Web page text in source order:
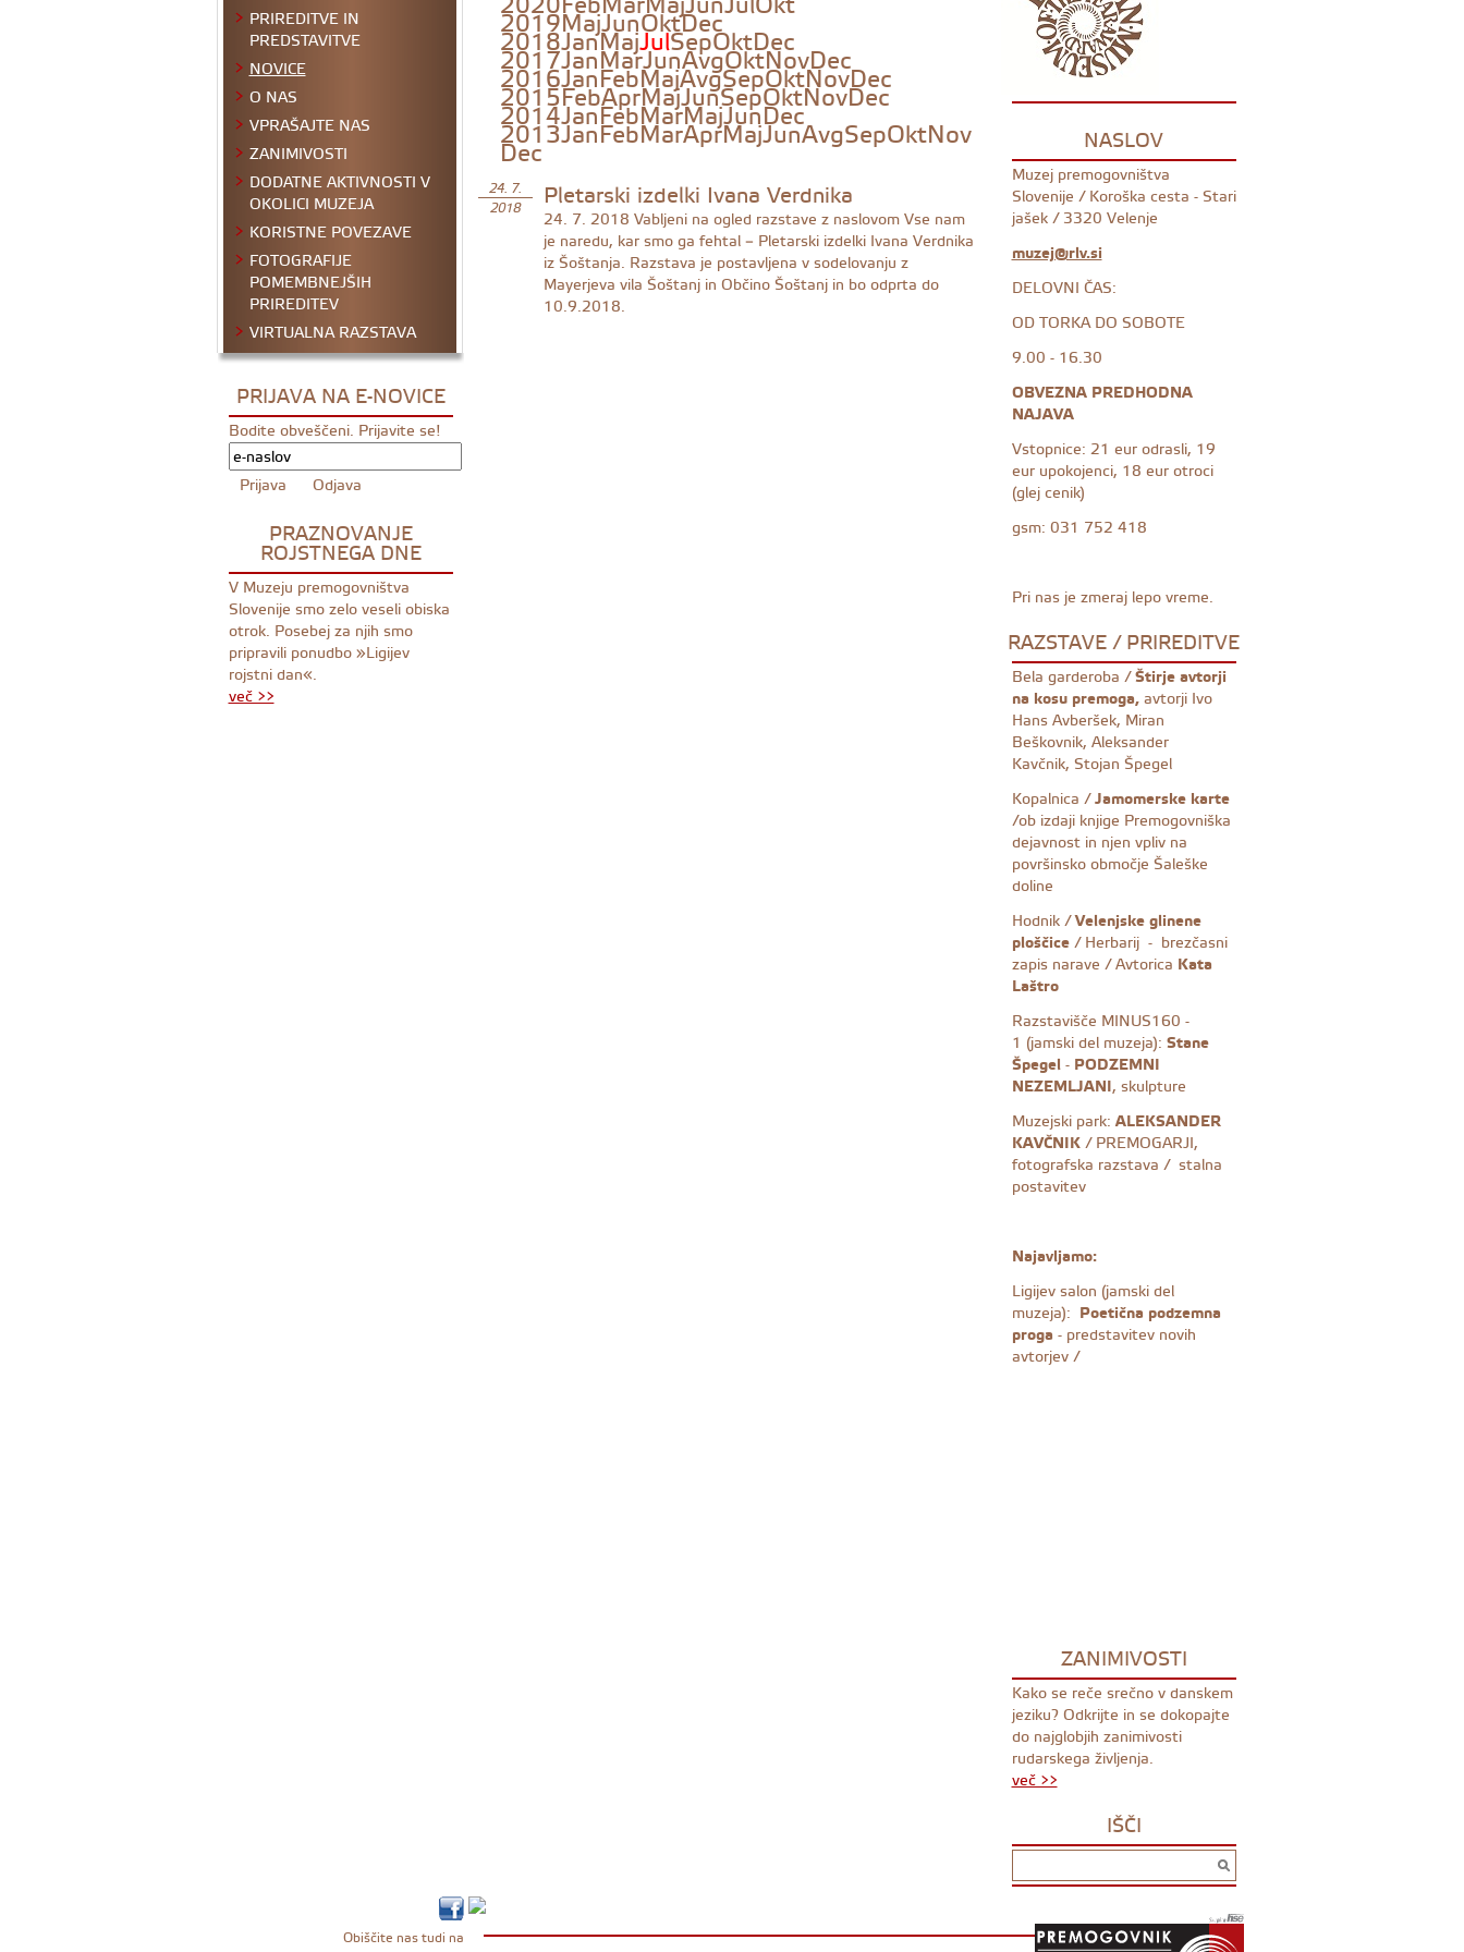
PRIREDITVE IN
PREDSTAVITVE
NOVICE
O NAS
VPRAŠAJTE NAS
ZANIMIVOSTI
DODATNE AKTIVNOSTI V
OKOLICI MUZEJA
KORISTNE POVEZAVE
FOTOGRAFIJE
POMEMBNEJŠIH
PRIREDITEV
VIRTUALNA RAZSTAVA
PRIJAVA NA E-NOVICE
Bodite obveščeni. Prijavite se!
PRAZNOVANJE
ROJSTNEGA DNE
V Muzeju premogovništva
Slovenije smo zelo veseli obiska
otrok. Posebej za njih smo
pripravili ponudbo »Ligijev
rojstni dan«.
več >>
NASLOV
Muzej premogovništva
Slovenije / Koroška cesta - Stari
jašek / 3320 Velenje
muzej@rlv.si
DELOVNI ČAS:
OD TORKA DO SOBOTE
9.00 - 16.30
OBVEZNA PREDHODNA
NAJAVA
Vstopnice: 21 eur odrasli, 19
eur upokojenci, 18 eur otroci
(glej cenik)
gsm: 031 752 418
Pri nas je zmeraj lepo vreme.
RAZSTAVE / PRIREDITVE
Bela garderoba /Štirje avtorji
na kosu premoga,avtorji Ivo
Hans Avberšek, Miran
Beškovnik, Aleksander
Kavčnik, Stojan Špegel
Kopalnica /Jamomerske karte
/ob izdaji knjige Premogovniška
dejavnost in njen vpliv na
površinsko območje Šaleške
doline
Hodnik /Velenjske glinene
ploščice/ Herbarij - brezčasni
zapis narave / Avtorica Kata
Laštro
Razstavišče MINUS160 -
1 (jamski del muzeja):Stane
Špegel-PODZEMNI
NEZEMLJANI, skulpture
Muzejski park:ALEKSANDER
KAVČNIK/ PREMOGARJI,
fotografska razstava / stalna
postavitev
Najavljamo:
Ligijev salon (jamski del
muzeja): Poetična podzemna
proga- predstavitev novih
avtorjev /
ZANIMIVOSTI
Kako se reče srečno v danskem
jeziku? Odkrijte in se dokopajte
do najglobjih zanimivosti
rudarskega življenja.
več >>
IŠČI
2019MajJunOktDec
2018JanMajJulSepOktDec
2017JanMarJunAvgOktNovDec
2016JanFebMajAvgSepOktNovDec
2015FebAprMajJunSepOktNovDec
2014JanFebMarMajJunDec
2013JanFebMarAprMajJunAvgSepOktNov
Dec
24. 7.
2018
Pletarski izdelki Ivana Verdnika
24. 7. 2018Vabljeni na ogled razstave z naslovom Vse nam
je naredu, kar smo ga fehtal – Pletarski izdelki Ivana Verdnika
iz Šoštanja. Razstava je postavljena v sodelovanju z
Mayerjeva vila Šoštanj in Občino Šoštanj in bo odprta do
10.9.2018.
Obiščite nas tudi na